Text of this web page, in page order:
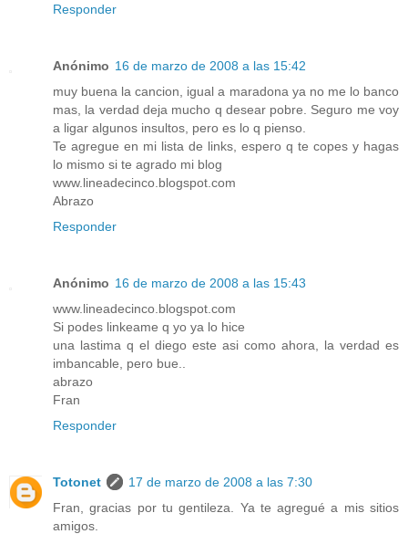
Responder
Anónimo 16 de marzo de 2008 a las 15:42
muy buena la cancion, igual a maradona ya no me lo banco
mas, la verdad deja mucho q desear pobre. Seguro me voy
a ligar algunos insultos, pero es lo q pienso.
Te agregue en mi lista de links, espero q te copes y hagas
lo mismo si te agrado mi blog
www.lineadecinco.blogspot.com
Abrazo
Responder
Anónimo 16 de marzo de 2008 a las 15:43
www.lineadecinco.blogspot.com
Si podes linkeame q yo ya lo hice
una lastima q el diego este asi como ahora, la verdad es
imbancable, pero bue..
abrazo
Fran
Responder
Totonet
17 de marzo de 2008 a las 7:30
Fran, gracias por tu gentileza. Ya te agregué a mis sitios
amigos.